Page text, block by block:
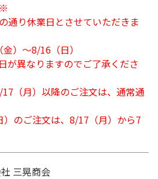
通り休業日とさせていただきま
）～8/16（日）
が異なりますのでご了承くださ
（月）以降のご注文は、通常通
）のご注文は、8/17（月）から7
三晃商会